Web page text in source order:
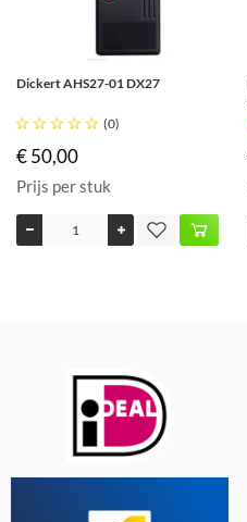
Dickert AHS27-01 DX27
     (0)
€ 50,00
Prijs per stuk